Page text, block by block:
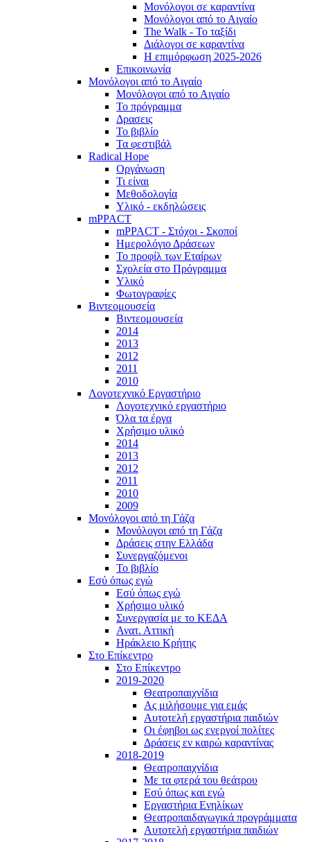
Μονόλογοι σε καραντίνα
Μονόλογοι από το Αιγαίο
The Walk - Το ταξίδι
Διάλογοι σε καραντίνα
Η επιμόρφωση 2025-2026
Επικοινωνία
Μονόλογοι από το Αιγαίο
Μονόλογοι από το Αιγαίο
Το πρόγραμμα
Δρασεις
Το βιβλίο
Τα φεστιβάλ
Radical Hope
Οργάνωση
Τι είναι
Μεθοδολογία
Υλικό - εκδηλώσεις
mPPACT
mPPACT - Στόχοι - Σκοποί
Ημερολόγιο Δράσεων
Το προφίλ των Εταίρων
Σχολεία στο Πρόγραμμα
Υλικό
Φωτογραφίες
Βιντεομουσεία
Βιντεομουσεία
2014
2013
2012
2011
2010
Λογοτεχνικό Εργαστήριο
Λογοτεχνικό εργαστήριο
Όλα τα έργα
Χρήσιμο υλικό
2014
2013
2012
2011
2010
2009
Μονόλογοι από τη Γάζα
Μονόλογοι από τη Γάζα
Δράσεις στην Ελλάδα
Συνεργαζόμενοι
To βιβλίο
Εσύ όπως εγώ
Εσύ όπως εγώ
Χρήσιμο υλικό
Συνεργασία με το ΚΕΔΑ
Ανατ. Αττική
Ηράκλειο Κρήτης
Στο Επίκεντρο
Στο Επίκεντρο
2019-2020
Θεατροπαιχνίδια
Ας μιλήσουμε για εμάς
Αυτοτελή εργαστήρια παιδιών
Οι έφηβοι ως ενεργοί πολίτες
Δράσεις εν καιρώ καραντίνας
2018-2019
Θεατροπαιχνίδια
Με τα φτερά του θεάτρου
Εσύ όπως και εγώ
Εργαστήρια Ενηλίκων
Θεατροπαιδαγωγικά προγράμματα
Αυτοτελή εργαστήρια παιδιών